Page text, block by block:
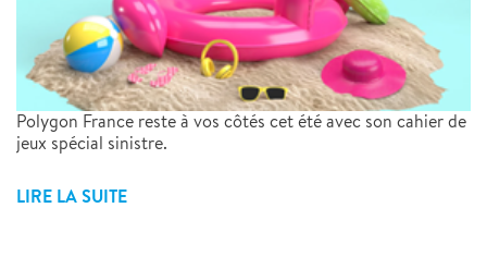
Polygon France reste à vos côtés cet été avec son cahier de
jeux spécial sinistre.
LIRE LA SUITE